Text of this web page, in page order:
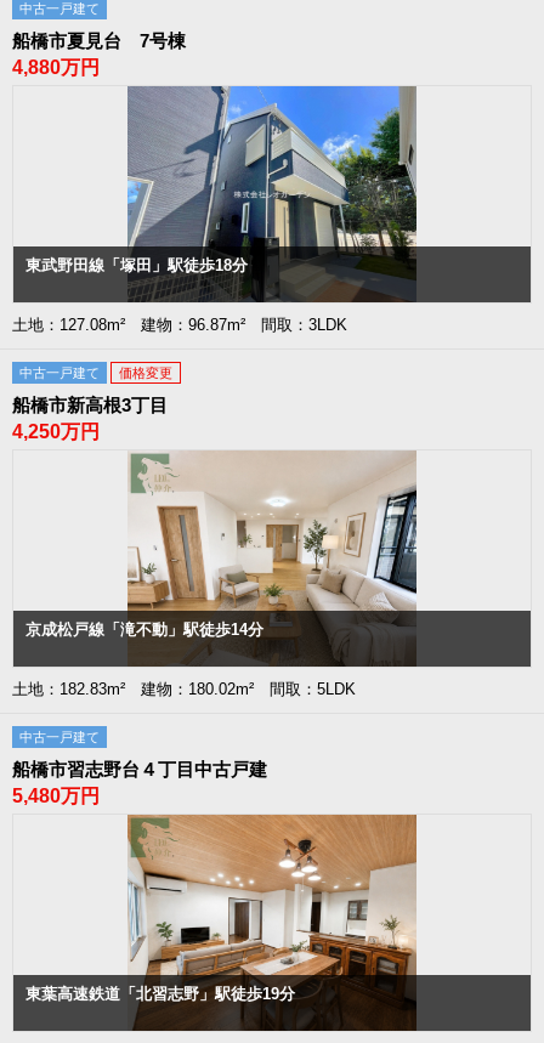
中古一戸建て
船橋市夏見台 7号棟
4,880万円
東武野田線「塚田」駅徒歩18分
土地：127.08m² 建物：96.87m² 間取：3LDK
中古一戸建て 価格変更
船橋市新高根3丁目
4,250万円
京成松戸線「滝不動」駅徒歩14分
土地：182.83m² 建物：180.02m² 間取：5LDK
中古一戸建て
船橋市習志野台４丁目中古戸建
5,480万円
東葉高速鉄道「北習志野」駅徒歩19分